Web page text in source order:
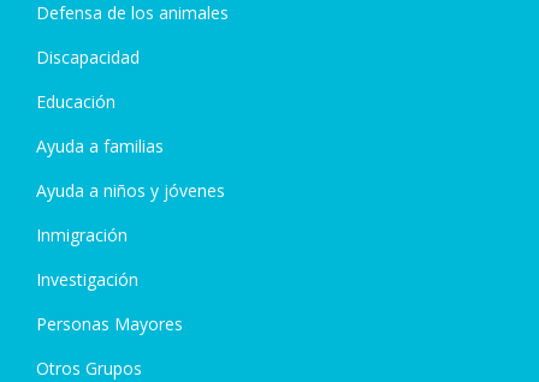
Defensa de los animales
Discapacidad
Educación
Ayuda a familias
Ayuda a niños y jóvenes
Inmigración
Investigación
Personas Mayores
Otros Grupos